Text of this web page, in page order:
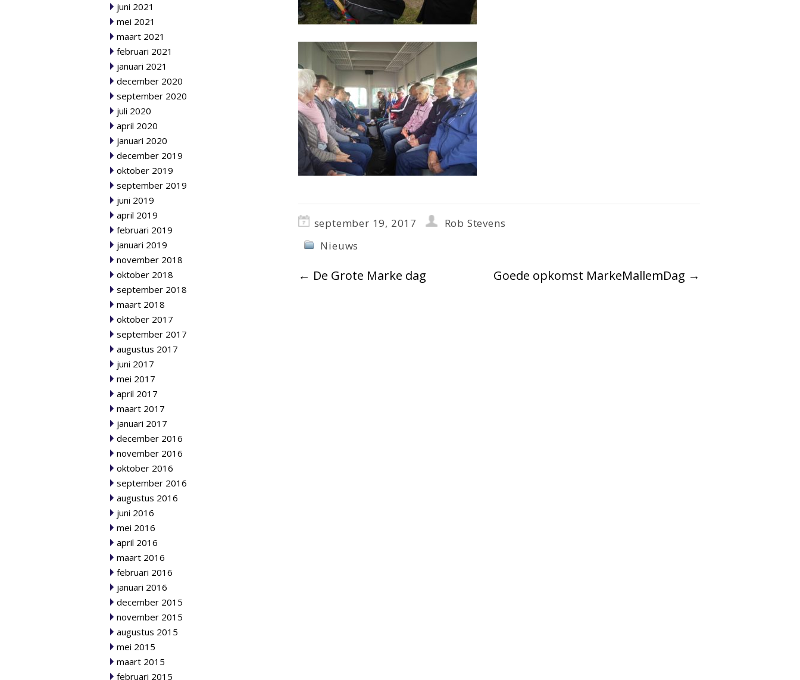
juni 2021
mei 2021
maart 2021
februari 2021
januari 2021
december 2020
september 2020
juli 2020
april 2020
januari 2020
december 2019
oktober 2019
september 2019
juni 2019
april 2019
februari 2019
januari 2019
november 2018
oktober 2018
september 2018
maart 2018
oktober 2017
september 2017
augustus 2017
juni 2017
mei 2017
april 2017
maart 2017
januari 2017
december 2016
november 2016
oktober 2016
september 2016
augustus 2016
juni 2016
mei 2016
april 2016
maart 2016
februari 2016
januari 2016
december 2015
november 2015
augustus 2015
mei 2015
maart 2015
februari 2015
september 19, 2017
Rob Stevens
Nieuws
← De Grote Marke dag Goede opkomst MarkeMallemDag →